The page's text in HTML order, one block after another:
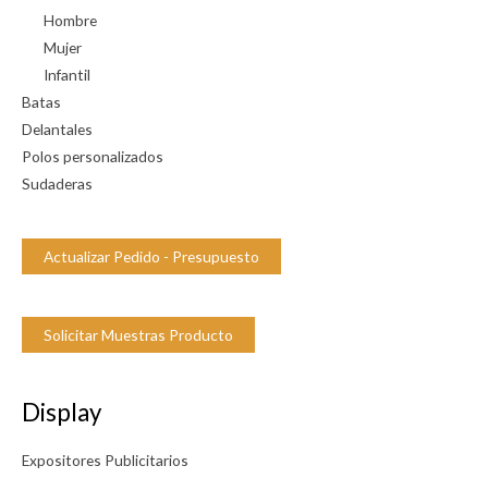
a
d
Hombre
Mujer
Infantil
Batas
Delantales
Polos personalizados
Sudaderas
Actualizar Pedido - Presupuesto
Solicitar Muestras Producto
Display
Expositores Publicitarios